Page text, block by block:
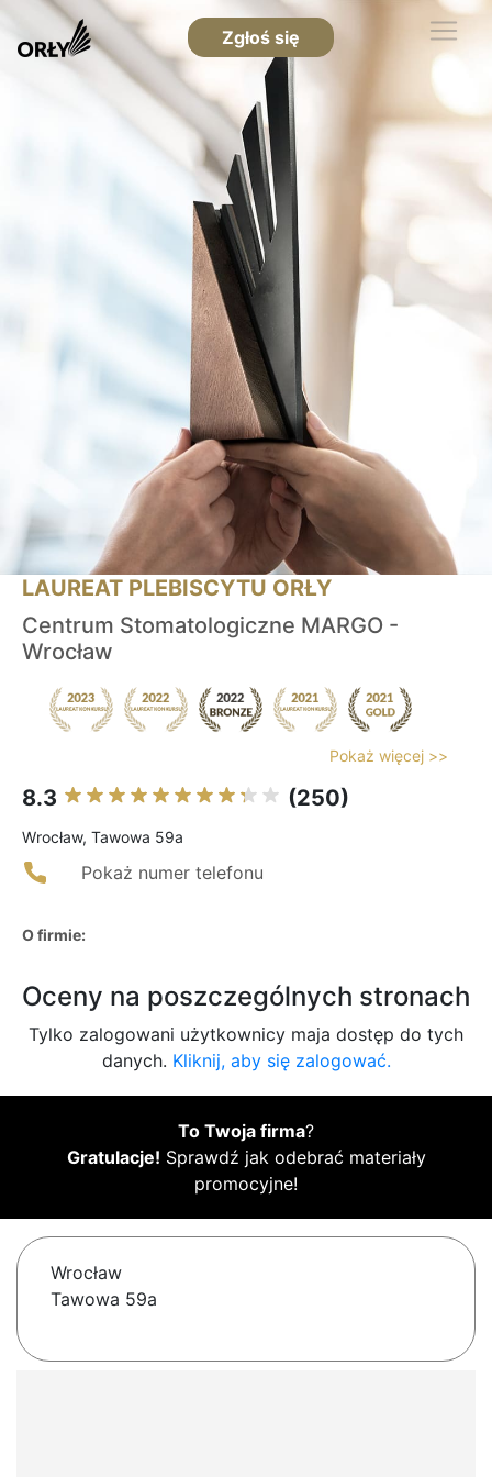
Zgłoś się
LAUREAT PLEBISCYTU ORŁY
Centrum Stomatologiczne MARGO -
Wrocław
Pokaż więcej >>
8.3 (250)
Wrocław, Tawowa 59a
Pokaż numer telefonu
O firmie:
Oceny na poszczególnych stronach
Tylko zalogowani użytkownicy maja dostęp do tych
danych. Kliknij, aby się zalogować.
To Twoja firma?
Gratulacje! Sprawdź jak odebrać materiały
promocyjne!
Wrocław
Tawowa 59a